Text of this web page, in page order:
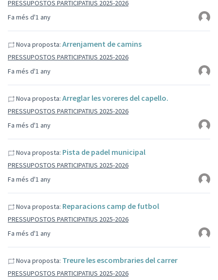
Fa més d'1 any
PRESSUPOSTOS PARTICIPATIUS 2025-2026
Fa més d'1 any
Nova proposta: Arrenjament de camins
PRESSUPOSTOS PARTICIPATIUS 2025-2026
Fa més d'1 any
Nova proposta: Arreglar les voreres del capello.
PRESSUPOSTOS PARTICIPATIUS 2025-2026
Fa més d'1 any
Nova proposta: Pista de padel municipal
PRESSUPOSTOS PARTICIPATIUS 2025-2026
Fa més d'1 any
Nova proposta: Reparacions camp de futbol
PRESSUPOSTOS PARTICIPATIUS 2025-2026
Nova proposta: Treure les escombraries del carrer
PRESSUPOSTOS PARTICIPATIUS 2025-2026